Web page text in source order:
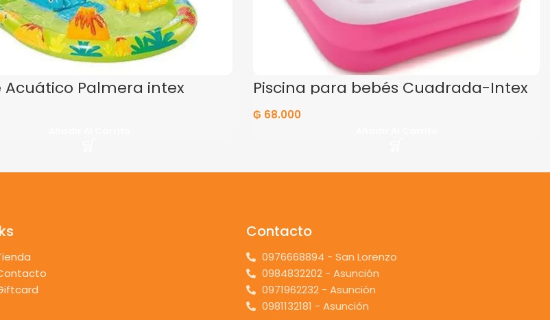
Acuático Palmera intex Piscina para bebés Cuadrada-Intex
₲ 68.000
Contacto
0976668894 - San Lorenzo
0984832202 - Asunción
0971962232 - Asunción
0981132181 - Asunción